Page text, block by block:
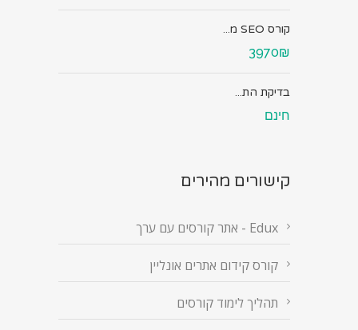
קורס SEO מ...
3970₪
בדיקת הת...
חינם
קישורים מהירים
Edux - אתר קורסים עם ערך
קורס קידום אתרים אונליין
תהליך לימוד קורסים